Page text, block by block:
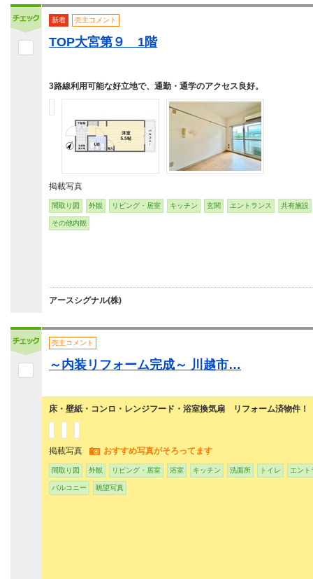
新着 売主コメント
TOP大宮第９ 1階
3路線利用可能な好立地で、通勤・通学のアクセス良好。
掲載写真
間取り図 外観 リビング・居室 キッチン 玄関 エントランス 共有施設
その他内観
アースシグナル(株)
売主コメント
～内装リフォーム完成～ 川越市…
床・壁紙・コンロ・レンジフード・浴室換気扇 リフォーム済物件！
掲載写真 おすすめ写真がそろってます
間取り図 外観 リビング・居室 浴室 キッチン 洗面所 トイレ エント
バルコニー 眺望写真